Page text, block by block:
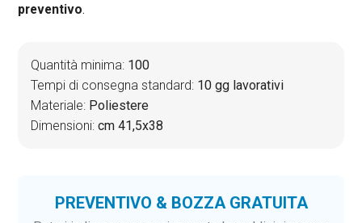
preventivo.
Quantità minima: 100
Tempi di consegna standard: 10 gg lavorativi
Materiale: Poliestere
Dimensioni:cm 41,5x38
PREVENTIVO & BOZZA GRATUITA